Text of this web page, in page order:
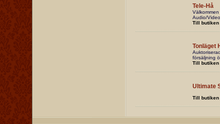
Tele-Hå
Audio/
Till butiken
Tonläget
försäljning
Till butiken
Ultimate
Till butiken